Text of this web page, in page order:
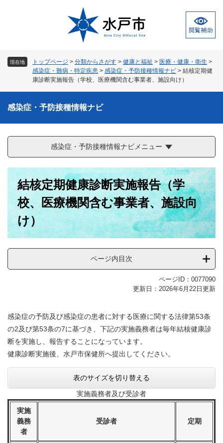
現在地 トップページ > 分類からさがす > 健康と福祉 > 医療・健康・衛生 >
感染症・難病・特定疾患 > 感染症・予防接種情報ナビ > 結核定期健
康診断実施報告（学校、医療機関含む事業者、施設向け）
感染症・予防接種情報ナビ
感染症・予防接種情報ナビメニュー
結核定期健康診断実施報告（学
校、医療機関含む事業者、施設向
け）
ページ内目次
ページID：0077090
更新日：2026年6月22日更新
感染症の予防及び感染症の患者に対する医療に関する法律第53条
の2及び第53条の7に基づき、下記の実施義務者は毎年結核健康診
断を実施し、報告することになっています。
健康診断実施後、水戸市保健所へ提出してください。
表のサイズを切り替える
実施義務者及び受診者
実施
義務
者
受診者 定期